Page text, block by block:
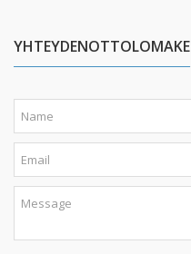
YHTEYDENOTTOLOMAKE